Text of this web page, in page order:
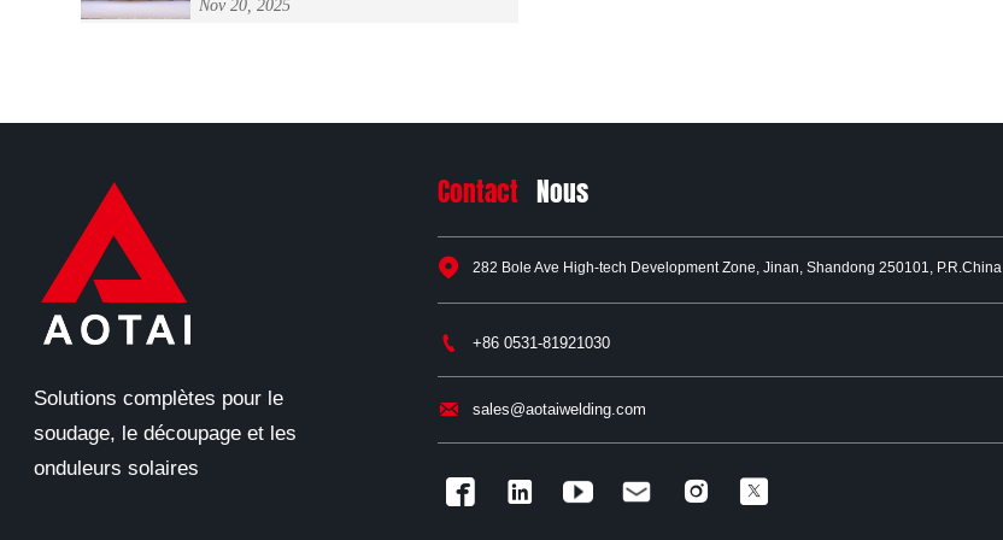
soudage "Welder Master Cup" du
Nov 20, 2025
Solutions complètes pour le
soudage, le découpage et les
onduleurs solaires
Contact Nous
 282 Bole Ave High-tech Development Zone, Jinan, Shandong 250101, P.R.China
 +86 0531-81921030
 sales@aotaiwelding.com
   